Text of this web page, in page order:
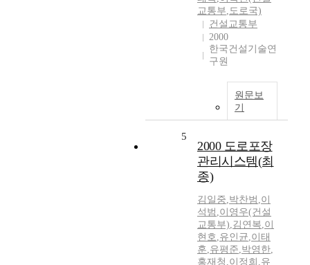
교통부,도로국)
건설교통부
2000
한국건설기술연
구원
원문보
기
5
2000 도로포장
관리시스템(최
종)
김일중,박찬범 ,이
석범 ,이영우(건설
교통부),김연복,이
현호,유인균,이태
훈,유평준,박영한,
홍재청 ,이정희 ,유